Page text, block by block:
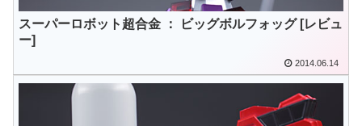
スーパーロボット超合金 ： ビッグボルフォッグ [レビュ
ー]
2014.06.14